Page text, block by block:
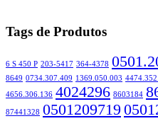
Tags de Produtos
6 S 450 P 203-5417 364-4378
8649 0734.307.409 1369.050.003
4656.306.136 4024296 8603184
87441328 0501209719